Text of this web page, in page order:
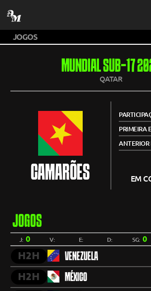
MUNDIAL SUB-17
QATAR
CAMARÕES
PRIMEIRA
ANTERIOR
EM
JOGOS
J: 0 V: E: D: SG: 0
H2H VENEZUELA
H2H MÉXICO